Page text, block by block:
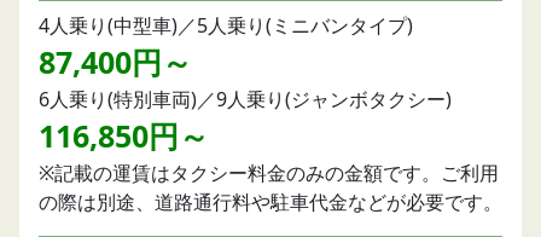
4人乗り(中型車)／5人乗り(ミニバンタイプ)
87,400円～
6人乗り(特別車両)／9人乗り(ジャンボタクシー)
116,850円～
※記載の運賃はタクシー料金のみの金額です。ご利用
の際は別途、道路通行料や駐車代金などが必要です。